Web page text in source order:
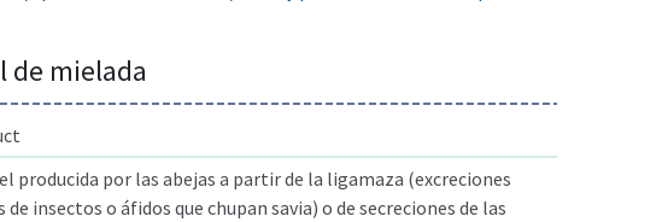
de mielada
producida por las abejas a partir de la ligamaza (excreciones
de insectos o áfidos que chupan savia) o de secreciones de las